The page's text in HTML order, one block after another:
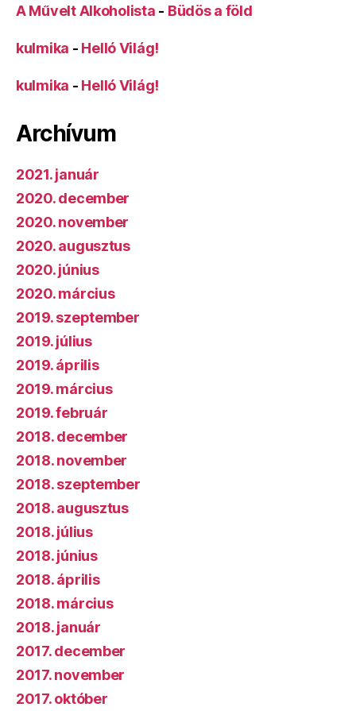
A Művelt Alkoholista - Büdös a föld
kulmika - Helló Világ!
kulmika - Helló Világ!
Archívum
2021. január
2020. december
2020. november
2020. augusztus
2020. június
2020. március
2019. szeptember
2019. július
2019. április
2019. március
2019. február
2018. december
2018. november
2018. szeptember
2018. augusztus
2018. július
2018. június
2018. április
2018. március
2018. január
2017. december
2017. november
2017. október